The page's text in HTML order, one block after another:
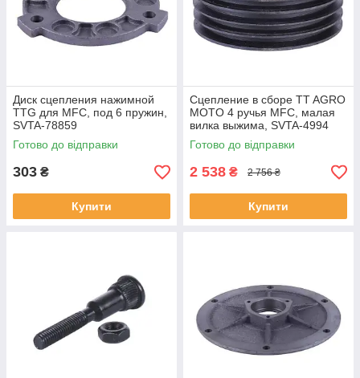
Диск сцепления нажимной
TTG для MFC, под 6 пружин,
SVTA-78859
Готово до відправки
303 ₴
Купити
Сцепление в сборе TT AGRO
MOTO 4 ручья MFC, малая
вилка выжима, SVTA-4994
Готово до відправки
2 538 ₴ 2 756 ₴
Купити